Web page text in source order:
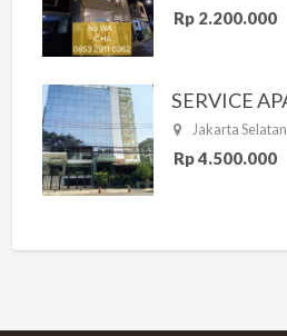
Rp 2.200.000
Jakarta Selatan
Rp 4.500.000